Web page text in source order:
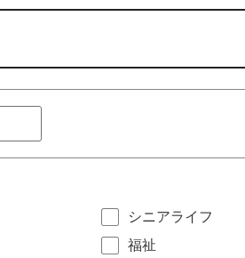
シニアライフ
福祉